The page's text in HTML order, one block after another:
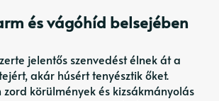
és vágóhíd belsejében
jelentős szenvedést élnek át a
akár húsért tenyésztik őket.
zord körülmények és kizsákmányolás